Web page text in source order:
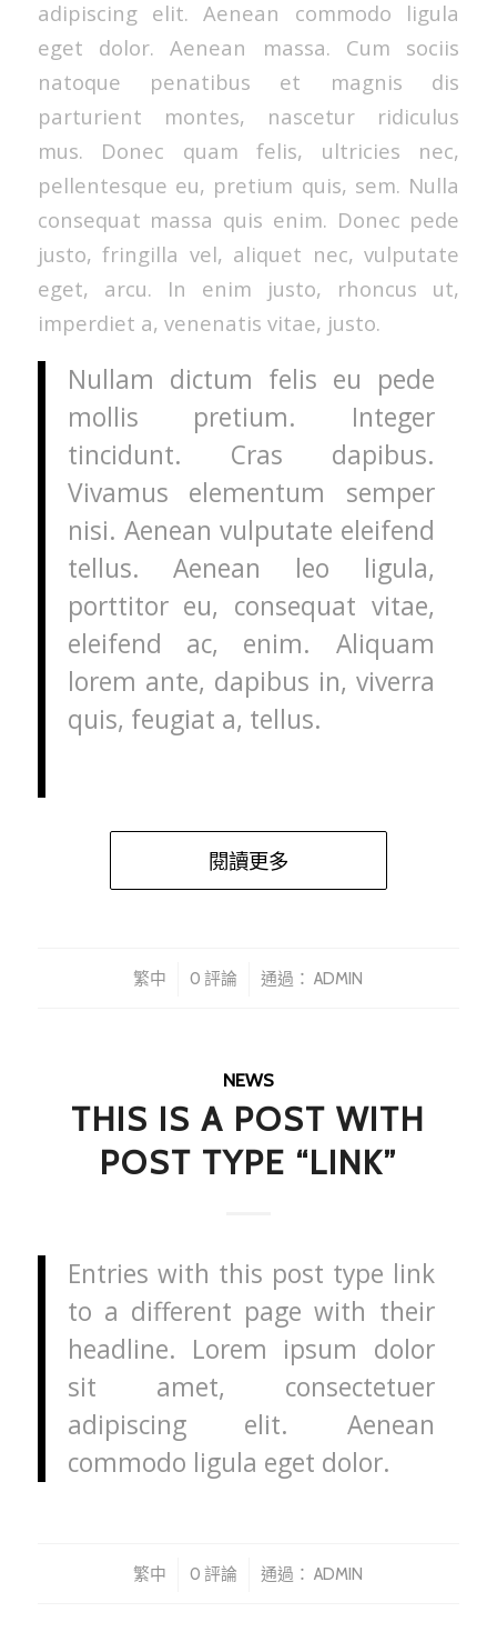
adipiscing elit. Aenean commodo ligula
eget dolor. Aenean massa. Cum sociis
natoque penatibus et magnis dis
parturient montes, nascetur ridiculus
mus. Donec quam felis, ultricies nec,
pellentesque eu, pretium quis, sem. Nulla
consequat massa quis enim. Donec pede
justo, fringilla vel, aliquet nec, vulputate
eget, arcu. In enim justo, rhoncus ut,
imperdiet a, venenatis vitae, justo.
Nullam dictum felis eu pede
mollis pretium. Integer
tincidunt. Cras dapibus.
Vivamus elementum semper
nisi. Aenean vulputate eleifend
tellus. Aenean leo ligula,
porttitor eu, consequat vitae,
eleifend ac, enim. Aliquam
lorem ante, dapibus in, viverra
quis, feugiat a, tellus.
閱讀更多
繁中 0 評論 通過：ADMIN
NEWS
THIS IS A POST WITH
POST TYPE “LINK”
Entries with this post type link
to a different page with their
headline. Lorem ipsum dolor
sit amet, consectetuer
adipiscing elit. Aenean
commodo ligula eget dolor.
繁中 0 評論 通過：ADMIN